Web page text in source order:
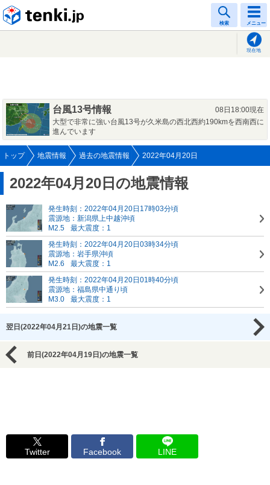
検索 メニュー
現在地
台風13号情報
08日18:00現在
大型で非常に強い台風13号が久米島の西北西約190kmを西南西に
進んでいます
トップ 地震情報 過去の地震情報 2022年04月20日
2022年04月20日の地震情報
発生時刻：2022年04月20日17時03分頃
震源地：新潟県上中越沖頃
M2.5
最大震度：1
発生時刻：2022年04月20日03時34分頃
震源地：岩手県沖頃
M2.6
最大震度：1
発生時刻：2022年04月20日01時40分頃
震源地：福島県中通り頃
M3.0
最大震度：1
翌日(2022年04月21日)の地震一覧
前日(2022年04月19日)の地震一覧
Twitter Facebook LINE